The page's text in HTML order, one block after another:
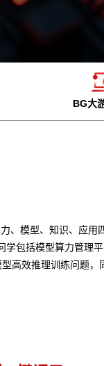
BG大
、模型、知识、应
学包括模型算力管理
高效推理训练问题